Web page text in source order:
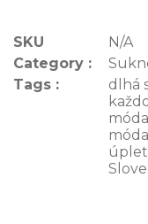
SKU
N/A
Category :
Tags :
dlhá
móda
móda